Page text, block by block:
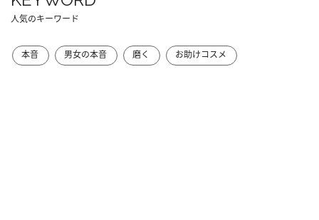
人気のキーワード
本音 男女の本音 磨く お助けコスメ